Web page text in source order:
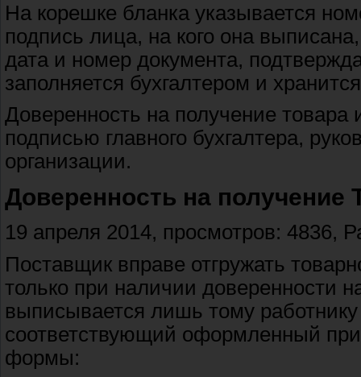
На корешке бланка указывается
подпись лица, на кого она
дата и номер документа,
заполняется бухгалтером и
Доверенность на получение
подписью главного бухгалтера,
организации.
Доверенность на получение
19 апреля 2014, просмотров: 4836,
Поставщик вправе отгружать
только при наличии доверенности
выписывается лишь тому
соответствующий оформленный
формы: